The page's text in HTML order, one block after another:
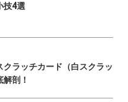
技4選
クラッチカード（白スクラッ
剖！